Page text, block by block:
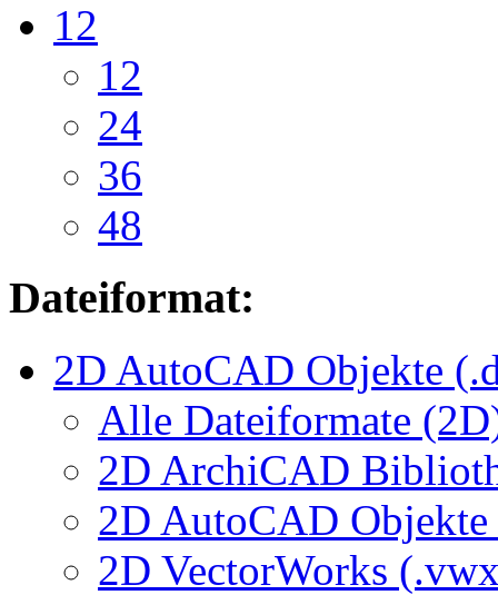
12
12
24
36
48
Dateiformat:
2D AutoCAD Objekte
Alle Dateiformate
2D ArchiCAD
2D AutoCAD
2D VectorWorks